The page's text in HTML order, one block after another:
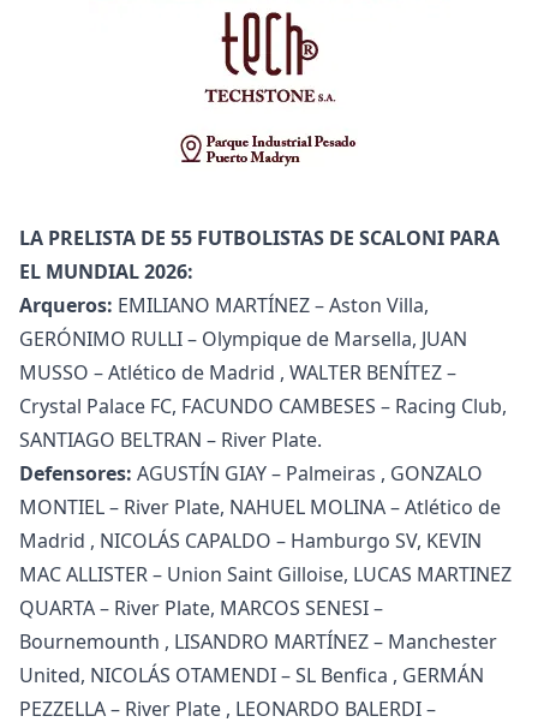
LA PRELISTA DE 55 FUTBOLISTAS DE SCALONI PARA
EL MUNDIAL 2026:
Arqueros: EMILIANO MARTÍNEZ – Aston Villa,
GERÓNIMO RULLI – Olympique de Marsella, JUAN
MUSSO – Atlético de Madrid , WALTER BENÍTEZ –
Crystal Palace FC, FACUNDO CAMBESES – Racing Club,
SANTIAGO BELTRAN – River Plate.
Defensores: AGUSTÍN GIAY – Palmeiras , GONZALO
MONTIEL – River Plate, NAHUEL MOLINA – Atlético de
Madrid , NICOLÁS CAPALDO – Hamburgo SV, KEVIN
MAC ALLISTER – Union Saint Gilloise, LUCAS MARTINEZ
QUARTA – River Plate, MARCOS SENESI –
Bournemounth , LISANDRO MARTÍNEZ – Manchester
United, NICOLÁS OTAMENDI – SL Benfica , GERMÁN
PEZZELLA – River Plate , LEONARDO BALERDI –